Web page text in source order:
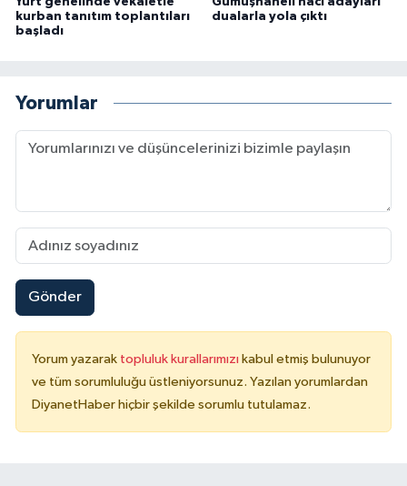
kurban tanıtım toplantıları
başladı
dualarla yola çıktı
Yorumlar
Gönder
Yorum yazarak topluluk kurallarımızı kabul etmiş bulunuyor
ve tüm sorumluluğu üstleniyorsunuz. Yazılan yorumlardan
DiyanetHaber hiçbir şekilde sorumlu tutulamaz.
Konya Müftülüğü
Malatya Müftülüğü
Mersin Müftülüğü
Muğla Müftülüğü
Muş Müftülüğü
Nevşehir Müftülüğü